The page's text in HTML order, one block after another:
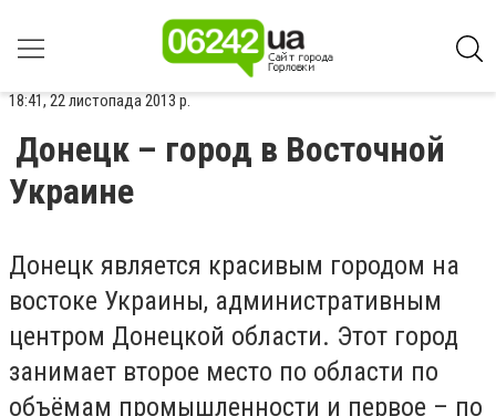
18:41, 22 листопада 2013 р.
Донецк – город в Восточной
Украине
Донецк является красивым городом на
востоке Украины, административным
центром Донецкой области. Этот город
занимает второе место по области по
объёмам промышленности и первое – по